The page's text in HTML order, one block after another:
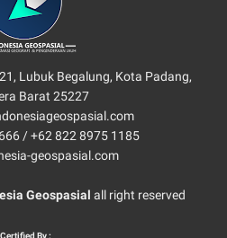
Lubuk Begalung, Kota Padang,
Barat 25227
/+62 822 8975 1185
geospasial.com
Geospasial all right reserved
Certified By :